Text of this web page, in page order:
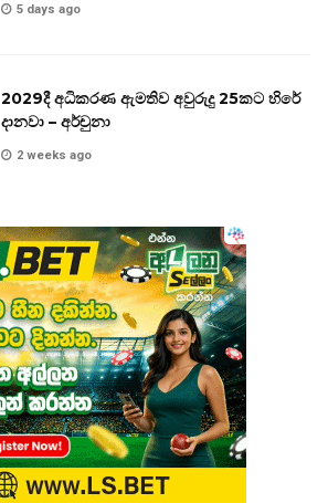
5 days ago
2029දී අධිකරණ ඇමතිව අවුරුදු 25කට හිරේ
දානවා – අර්චුනා
2 weeks ago